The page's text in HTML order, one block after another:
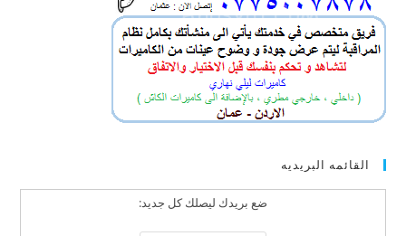
القائمه البريديه
ضع بريدك ليصلك كل جديد: